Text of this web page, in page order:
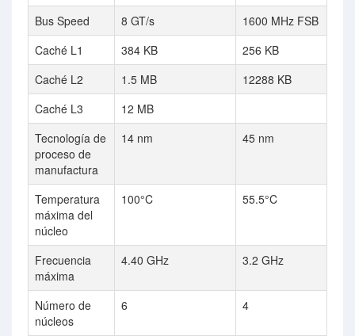
Bus Speed 8 GT/s
1600 MHz FSB
Caché L1
384 KB
256 KB
Caché L2
1.5 MB
12288 KB
Caché L3
12 MB
Tecnología de
proceso de
manufactura
14 nm 45 nm
Temperatura
máxima del
núcleo
100°C 55.5°C
Frecuencia
máxima
4.40 GHz 3.2 GHz
Número de
núcleos
6 4